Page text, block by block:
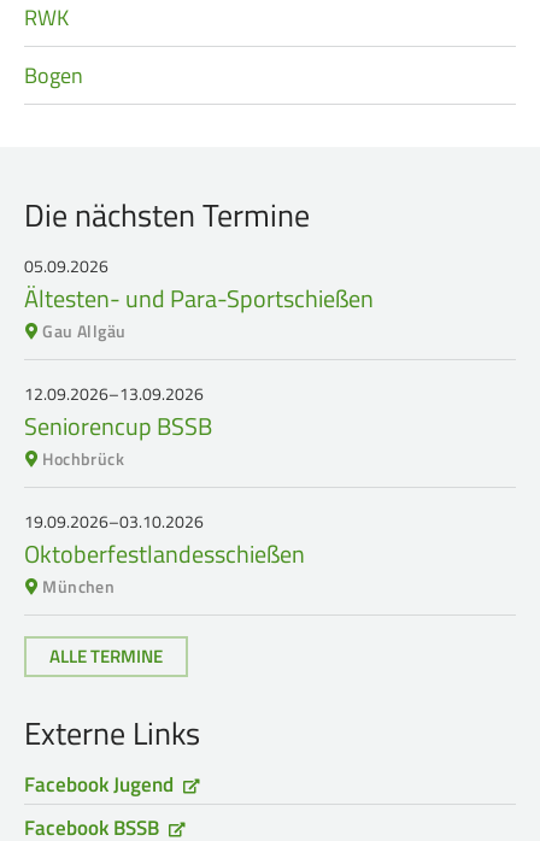
RWK
Bogen
Die nächsten Termine
05.09.2026
Ältesten- und Para-Sportschießen
Gau Allgäu
12.09.2026–13.09.2026
Seniorencup BSSB
Hochbrück
19.09.2026–03.10.2026
Oktoberfestlandesschießen
München
ALLE TERMINE
Externe Links
Facebook Jugend
Facebook BSSB